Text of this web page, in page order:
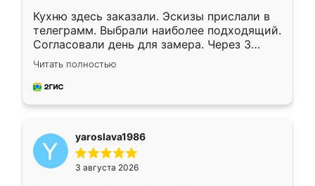
Кухню здесь заказали. Эскизы прислали в
телеграмм. Выбрали наиболее подходящий.
Согласовали день для замера. Через 3
недели кухня была уже готова. Остались
довольны работой. Спасибо Ренессанс
мебель за качественную работу!
Читать полностью
yaroslava1986
3 августа 2026